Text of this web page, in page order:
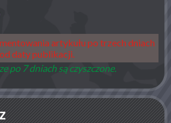
artykułu po trzech dniach
od daty publikacji.
po 7 dniach są czyszczone.